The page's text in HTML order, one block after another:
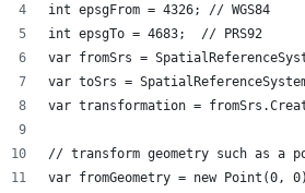
int epsgFrom = 4326; // WGS84
int epsgTo = 4683;  // PRS92
var fromSrs =
var toSrs =
var transformation =
// transform geometry such as a
var fromGeometry = new Point(0,